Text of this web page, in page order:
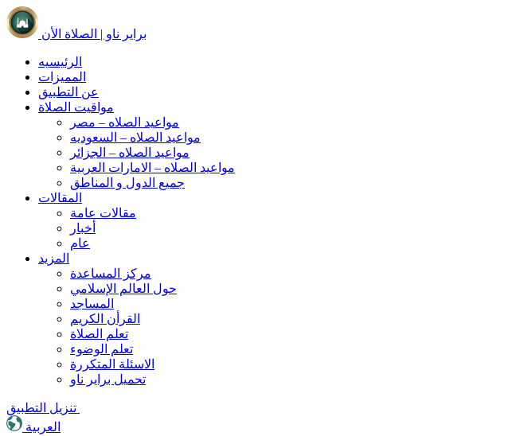
براير ناو | الصلاة الأن
الرئيسيه
المميزات
عن التطبيق
مواقيت الصلاة
مواعيد الصلاه – مصر
مواعيد الصلاه – السعوديه
مواعيد الصلاه – الجزائر
مواعيد الصلاه – الامارات العربية
جميع الدول و المناطق
المقالات
مقالات عامة
أخبار
عام
المزيد
مركز المساعدة
حول العالم الإسلامي
المساجد
القرأن الكريم
تعلم الصلاة
تعلم الوضوء
الاسئلة المتكررة
تحميل براير ناو
العربية